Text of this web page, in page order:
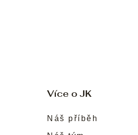
Více o JK
Náš příběh